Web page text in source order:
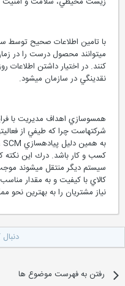
مي‏توانند محصول درست را در زمان
كنند. در اختيار داشتن اطلاعات
نقدينگي در سازمان مي‏شود.
همسوسازي اهداف مديريت با
شركتهاست چرا كه طيفي از
كسب و كار باشد. درك اين نكته
سيستم ديگر منتقل مي‏شوند موجب
كالاي با كيفيت و به مقدار
نياز مشتريان را به بهترين نحو
دنبال
رفتن به فهرست موضوع ها